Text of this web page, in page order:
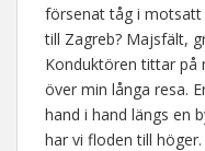
försenat tåg i motsatt
till Zagreb? Majsfält,
Konduktören tittar på
över min långa resa.
hand i hand längs en
har vi floden till